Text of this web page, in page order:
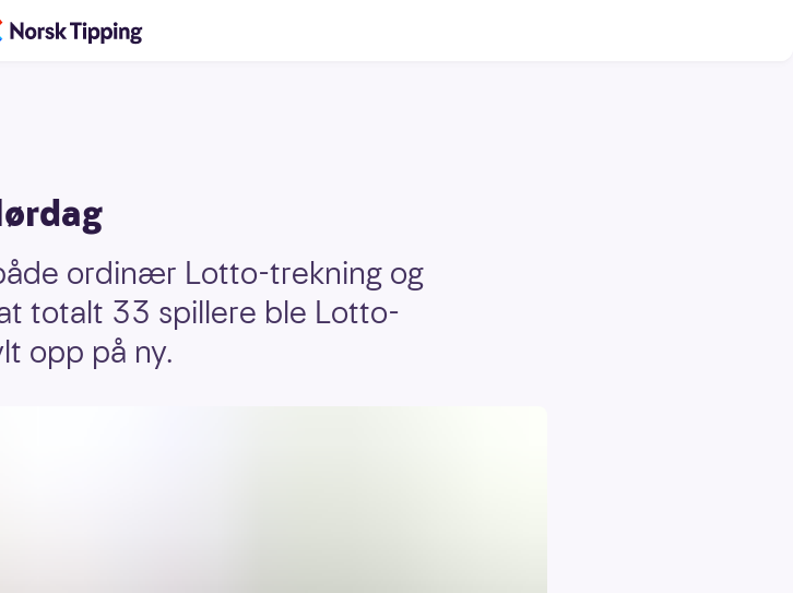
ordinær Lotto-trekning og
totalt 33 spillere ble Lotto-
opp på ny.